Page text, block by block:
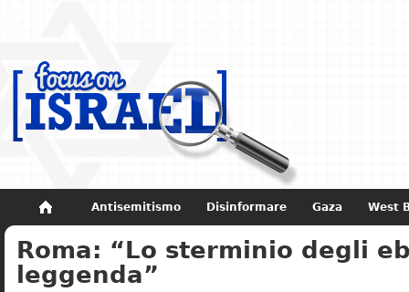
Antisemitismo Disinformare Gaza West
Non dimenticare Storia di Israele
Roma: “Lo sterminio degli
leggenda”